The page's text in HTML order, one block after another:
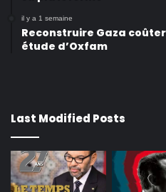
il y a 1 semaine
Reconstruire Gaza
étude d’Oxfam
Last Modified Posts